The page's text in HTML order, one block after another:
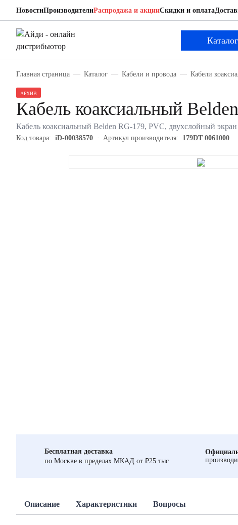
НовостиПроизводителиРаспродажа и акцииСкидки и оплата
Каталог
Главная страница Каталог Кабели и провода Кабели
АРХИВ
Кабель коаксиальный
Кабель коаксиальный Belden RG-179, PVC, двухслойный
Код товара: iD-00038570 Артикул производителя: 179DT 0061000
Бесплатная доставка
по Москве в пределах МКАД от ₽25 тыс
Описание Характеристики Вопросы
Belden 179DT 0061000
Кабель коаксиальный